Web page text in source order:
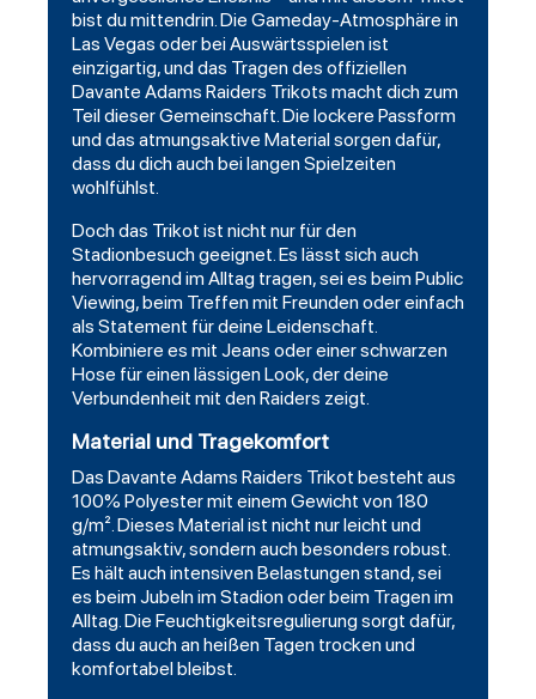
bist du mittendrin. Die Gameday-Atmosphäre in
Las Vegas oder bei Auswärtsspielen ist
einzigartig, und das Tragen des offiziellen
Davante Adams Raiders Trikots macht dich zum
Teil dieser Gemeinschaft. Die lockere Passform
und das atmungsaktive Material sorgen dafür,
dass du dich auch bei langen Spielzeiten
wohlfühlst.
Doch das Trikot ist nicht nur für den
Stadionbesuch geeignet. Es lässt sich auch
hervorragend im Alltag tragen, sei es beim Public
Viewing, beim Treffen mit Freunden oder einfach
als Statement für deine Leidenschaft.
Kombiniere es mit Jeans oder einer schwarzen
Hose für einen lässigen Look, der deine
Verbundenheit mit den Raiders zeigt.
Material und Tragekomfort
Das Davante Adams Raiders Trikot besteht aus
100% Polyester mit einem Gewicht von 180
g/m². Dieses Material ist nicht nur leicht und
atmungsaktiv, sondern auch besonders robust.
Es hält auch intensiven Belastungen stand, sei
es beim Jubeln im Stadion oder beim Tragen im
Alltag. Die Feuchtigkeitsregulierung sorgt dafür,
dass du auch an heißen Tagen trocken und
komfortabel bleibst.